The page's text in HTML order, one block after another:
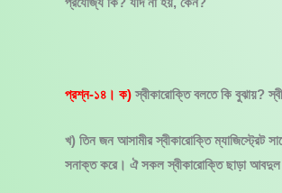
প্রশ্ন-১৪। ক)স্বীকারোক্তি বলতে কি বুঝায়?
খ) তিন জন আসামীর স্বীকারোক্তি ম্যাজিস্ট্রেট
সনাক্ত করে। ঐ সকল স্বীকারোক্তি ছাড়া আবদুল